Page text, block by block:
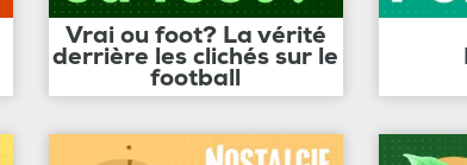
Vrai ou foot? La vérité
derrière les clichés sur le
football